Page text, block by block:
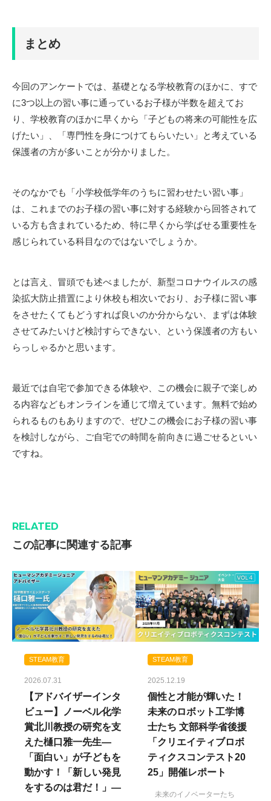
まとめ
今回のアンケートでは、基礎となる学校教育のほかに、すで
に3つ以上の習い事に通っているお子様が半数を超えてお
り、学校教育のほかに早くから「子どもの将来の可能性を広
げたい」、「専門性を身につけてもらいたい」と考えている
保護者の方が多いことが分かりました。
そのなかでも「小学校低学年のうちに習わせたい習い事」
は、これまでのお子様の習い事に対する経験から回答されて
いる方も含まれているため、特に早くから学ばせる重要性を
感じられている科目なのではないでしょうか。
とは言え、冒頭でも述べましたが、新型コロナウイルスの感
染拡大防止措置により休校も相次いでおり、お子様に習い事
をさせたくてもどうすれば良いのか分からない、まずは体験
させてみたいけど検討すらできない、という保護者の方もい
らっしゃるかと思います。
最近では自宅で参加できる体験や、この機会に親子で楽しめ
る内容などもオンラインを通じて増えています。無料で始め
られるものもありますので、ぜひこの機会にお子様の習い事
を検討しながら、ご自宅での時間を前向きに過ごせるといい
ですね。
RELATED
この記事に関連する記事
STEAM教育
2026.07.31
【アドバイザーインタ
ビュー】ノーベル化学
賞北川教授の研究を支
えた樋口雅一先生―
「面白い」が子どもを
動かす！「新しい発見
をするのは君だ！」―
STEAM教育
2025.12.19
個性と才能が輝いた！
未来のロボット工学博
士たち 文部科学省後援
「クリエイティブロボ
ティクスコンテスト20
25」開催レポート
未来のイノベーターたち